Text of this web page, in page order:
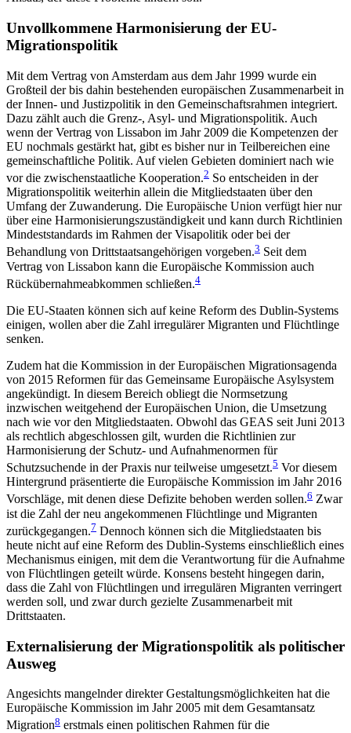
Unvollkommene Harmonisierung der EU-
Migrationspolitik
Mit dem Vertrag von Amsterdam aus dem Jahr 1999 wurde ein
Großteil der bis dahin bestehenden euro­päischen Zusammenarbeit in
der Innen- und Justiz­politik in den Gemeinschaftsrahmen integriert.
Dazu zählt auch die Grenz-, Asyl- und Migrationspolitik. Auch
wenn der Vertrag von Lissabon im Jahr 2009 die Kompetenzen der
EU nochmals gestärkt hat, gibt es bisher nur in Teilbereichen eine
gemeinschaftliche Politik. Auf vielen Gebieten dominiert nach wie
vor die zwischenstaatliche Kooperation.2 So entscheiden in der
Migrationspolitik weiterhin allein die Mitglied­staaten über den
Umfang der Zuwanderung. Die Euro­päische Union verfügt hier nur
über eine Harmoni­sierungszuständigkeit und kann durch Richtlinien
Mindeststandards im Rahmen der Visapolitik oder bei der
Behandlung von Drittstaatsangehörigen vor­geben.3 Seit dem
Vertrag von Lissabon kann die Euro­päische Kommission auch
Rückübernahmeabkommen schließen.4
Die EU-Staaten können sich auf keine Reform des Dublin-Systems
einigen, wollen aber die Zahl irregulärer Migranten und Flüchtlinge
senken.
Zudem hat die Kommission in der Europäischen Migrationsagenda
von 2015 Reformen für das Gemein­same Europäische Asylsystem
angekündigt. In diesem Bereich obliegt die Normsetzung
inzwischen weit­gehend der Europäischen Union, die Umsetzung
nach wie vor den Mitgliedstaaten. Obwohl das GEAS seit Juni 2013
als rechtlich abgeschlossen gilt, wurden die Richtlinien zur
Harmonisierung der Schutz- und Aufnahmenormen für
Schutzsuchende in der Praxis nur teilweise umgesetzt.5 Vor diesem
Hintergrund präsentierte die Europäische Kommission im Jahr 2016
Vorschläge, mit denen diese Defizite behoben werden sollen.6 Zwar
ist die Zahl der neu angekommenen Flüchtlinge und Migranten
zurückgegangen.7 Dennoch können sich die Mitgliedstaaten bis
heute nicht auf eine Reform des Dublin-Systems einschließlich eines
Mechanismus einigen, mit dem die Verant­wortung für die Aufnahme
von Flüchtlingen geteilt würde. Konsens besteht hingegen darin,
dass die Zahl von Flüchtlingen und irregulären Migranten verrin­gert
werden soll, und zwar durch gezielte Zusammen­arbeit mit
Drittstaaten.
Externalisierung der Migrationspolitik als politischer
Ausweg
Angesichts mangelnder direkter Gestaltungsmöglichkeiten hat die
Europäische Kommission im Jahr 2005 mit dem Gesamtansatz
Migration8 erstmals einen politischen Rahmen für die